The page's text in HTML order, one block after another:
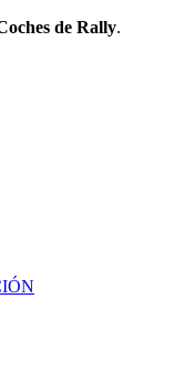
de Rally.